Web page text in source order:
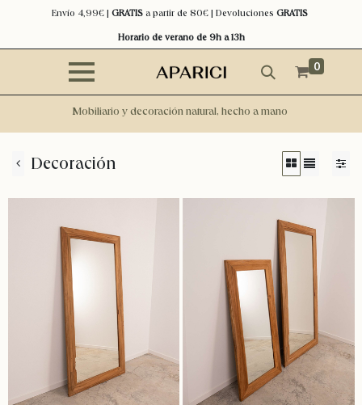
Envío 4,99€ | GRATISa partir de 80€ | Devoluciones GRATIS
Horario de verano de 9h a 13h
0
Mobiliario y decoración natural, hecho a mano
Decoración